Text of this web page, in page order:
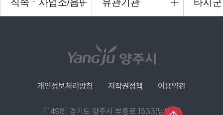
개인정보처리방침 저작권정책 이용약관
[11498] 경기도 양주시 부흥로 1533(남방동)